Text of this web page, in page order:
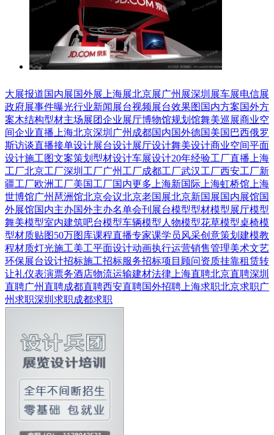
大展报道国内展国外展 上海展北京展广州展深圳展车展电信展
政府展事件曝光行业新闻 展台视频展台效果图 国内方案国外方
案木结构型材主场展团企业展厅博物馆规划馆舞美巡展商业空
间企业直播 上海北京深圳 广州 成都国内国外德国美国 巴西俄罗
斯访谈直播接单设计展台设计展厅设计舞美设计商业空间平面
设计施工图文案策划 型材设计车展设计20年经验工厂直播 上海
工厂北京工厂深圳工厂广州工厂成都工厂武汉工厂西安工厂新
疆工厂欧洲工厂美国工厂国内更多 上海新国际 上海虹桥馆 上海
世博馆广州琶洲馆北京会议北京老国展北京新国展国内展馆国
外展馆国内主办国外主办名单会刊 展台模型型材模型展厅模型
舞美模型室内建筑吧台模型车辆模型 人物模型花草模型桌椅模
型材质贴图50万图库课程直播专家课学员风采创意策划 建模教
程材质灯光施工美工平面设计动画执行运营销售管理美术文艺
环保展台设计招标施工招标服务招标项目顾问资质挂靠租赁转
让礼仪表演票务酒店物流运输建材法律 上海直聘北京直聘深圳
直聘广州直聘成都直聘西安直聘国外招聘 上海求职北京求职广
州求职深圳求职成都求职